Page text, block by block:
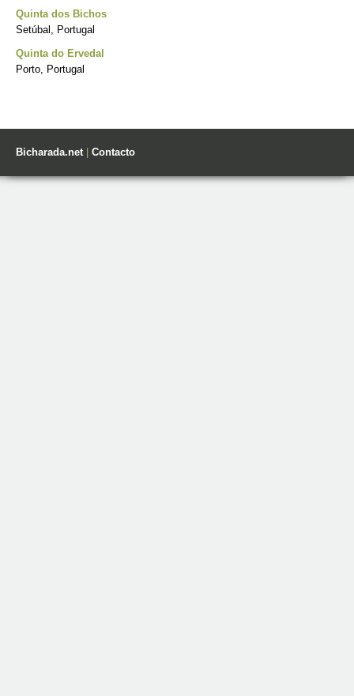
Quinta dos Bichos
Setúbal, Portugal
Quinta do Ervedal
Porto, Portugal
Bicharada.net| Contacto